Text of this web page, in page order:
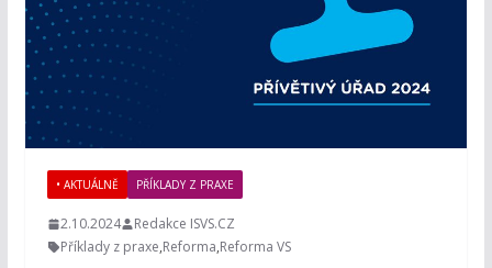
• AKTUÁLNĚ PŘÍKLADY Z PRAXE
2.10.2024
Redakce ISVS.CZ
Příklady z praxe,Reforma,Reforma VS